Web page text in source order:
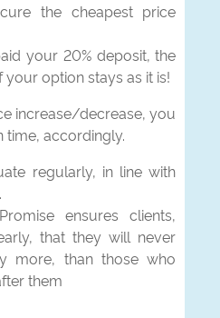
the cheapest price
your 20% deposit, the
option stays as it is!
increase/decrease, you
time, accordingly.
regularly, in line with
ensures clients,
that they will never
more, than those who
them